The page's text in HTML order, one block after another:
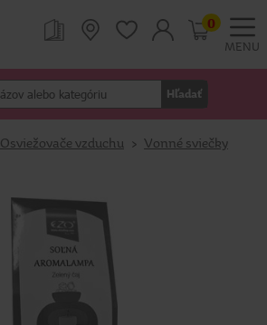
MENU
Hľadať
0
Osviežovače vzduchu > Vonné sviečky